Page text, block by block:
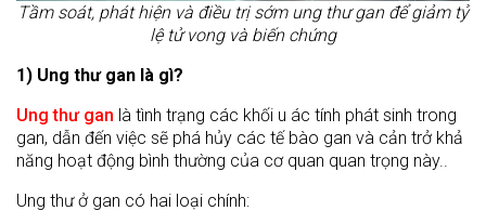
Tầm soát, phát hiện và điều trị sớm ung thư gan để giảm tỷ
lệ tử vong và biến chứng
1) Ung thư gan là gì?
Ung thư gan là tình trạng các khối u ác tính phát sinh trong
gan, dẫn đến việc sẽ phá hủy các tế bào gan và cản trở khả
năng hoạt động bình thường của cơ quan quan trọng này..
Ung thư ở gan có hai loại chính: